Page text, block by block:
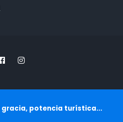
potencia turística...